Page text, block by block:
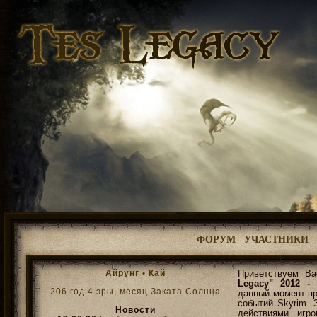
ФОРУМ УЧАСТНИКИ
Айрунг • Кай
206 год 4 эры, месяц Заката Солнца
Новости
Приветствуем
Legacy" 2012 -
данный момент
событий Skyrim.
действиями